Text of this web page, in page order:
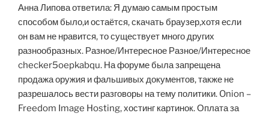
Анна Липова ответила: Я думаю самым простым
способом было,и остаётся, скачать браузер,хотя если
он вам не нравится, то существует много других
разнообразных. Разное/Интересное Разное/Интересное
checker5oepkabqu. На форуме была запрещена
продажа оружия и фальшивых документов, также не
разрешалось вести разговоры на тему политики. Onion –
Freedom Image Hosting, хостинг картинок. Оплата за